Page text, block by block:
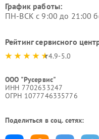
График работы:
ПН-ВСК с 9:00 до 21:00
Рейтинг сервисного
4.9-5.0
ООО "Русервис"
ИНН 7702633247
ОГРН 1077746335776
Поделиться в соц. сетях: